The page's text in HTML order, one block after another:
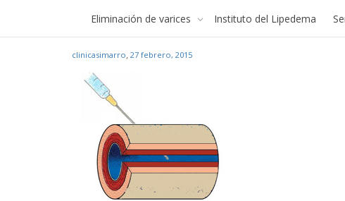
Eliminación de varices Instituto del Lipedema
clinicasimarro, 27 febrero, 2015